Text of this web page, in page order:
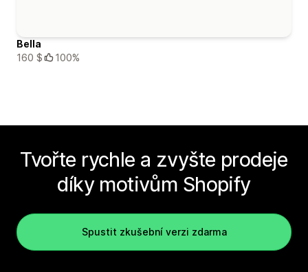
Bella
160 $
100%
Tvořte rychle a zvyšte prodeje
díky motivům Shopify
Spustit zkušební verzi zdarma